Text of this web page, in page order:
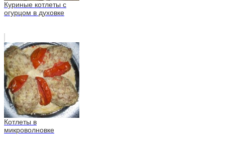
Куриные котлеты с
огурцом в духовке
Котлеты в
микроволновке